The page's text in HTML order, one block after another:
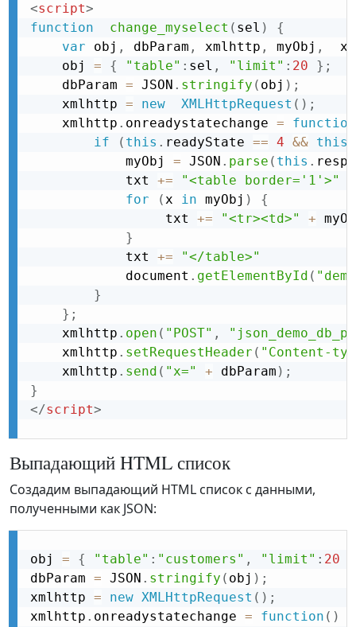
<script>
function
change_myselect ( sel )
{
var obj , dbParam , xmlhttp , myObj ,
  x
    obj
= { "table" : sel , "limit" : 20 } ;
    dbParam
= JSON . stringify ( obj ) ;
    xmlhttp
= new XMLHttpRequest ( ) ;
    xmlhttp
. onreadystatechange =
function
if
( this . readyState == 4 && this
            myObj
= JSON . parse ( this .
            txt
+=
"<table border='1'>"
for
(x in myObj )
{
                 txt
+= "<tr><td>" +
}
            txt
+=
"</table>"
            document
. getElementById (
}
} ;
    xmlhttp
. open ( "POST" ,
    xmlhttp
. setRequestHeader ( "Content-
    xmlhttp
. send ( "x=" + dbParam ) ;
}
</script>
Выпадающий HTML список
Создадим выпадающий HTML список с данными,
полученными как JSON:
obj = { "table" : "customers" , "limit" : 20
dbParam = JSON . stringify ( obj ) ;
xmlhttp = new XMLHttpRequest ( ) ;
xmlhttp . onreadystatechange = function ( )